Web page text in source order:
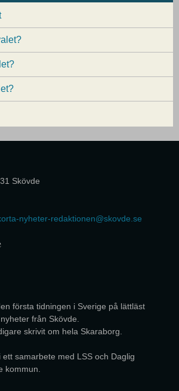
Skövde
nyheter-redaktionen@skovde.se
första tidningen i Sverige på lättläst
från Skövde.
skrivit om hela Skaraborg.
samarbete med LSS och Daglig
kommun.